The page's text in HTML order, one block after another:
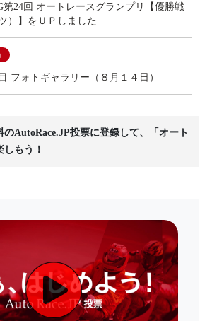
第24回 オートレースグランプリ【優勝戦
）】をＵＰしました
フォトギャラリー（８月１４日）
AutoRace.JP投票に登録して、「オート
もう！